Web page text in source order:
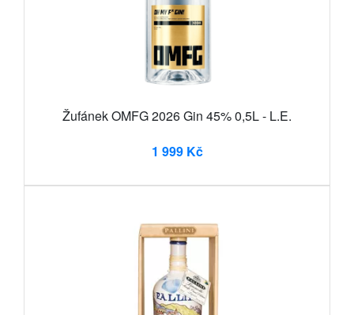
Žufánek OMFG 2026 Gin 45% 0,5L - L.E.
1 999 Kč